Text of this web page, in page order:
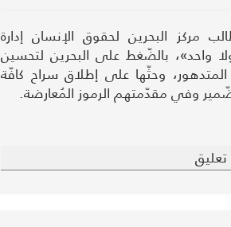
مركز البحرين لحقوق الإنسان إدارة
واحد»، بالضّغط على البحرين لتحسين
وحثّها على إطلاق سراح كافّة
وفي مقدّمتهم الرموز المُعارضة.